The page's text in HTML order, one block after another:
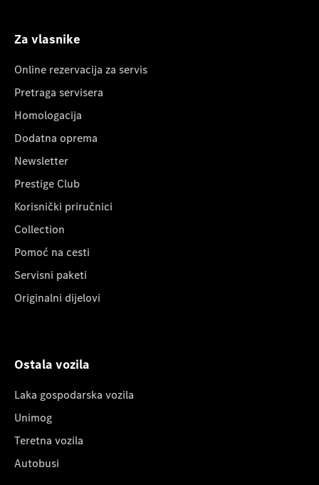
Za vlasnike
Online rezervacija za servis
Pretraga servisera
Homologacija
Dodatna oprema
Newsletter
Prestige Club
Korisnički priručnici
Collection
Pomoć na cesti
Servisni paketi
Originalni dijelovi
Ostala vozila
Laka gospodarska vozila
Unimog
Teretna vozila
Autobusi